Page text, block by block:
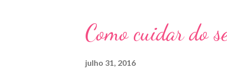
essenciais para o tratamento
dentro pra fora. Sela as
Como cuidar do
julho 31, 2016